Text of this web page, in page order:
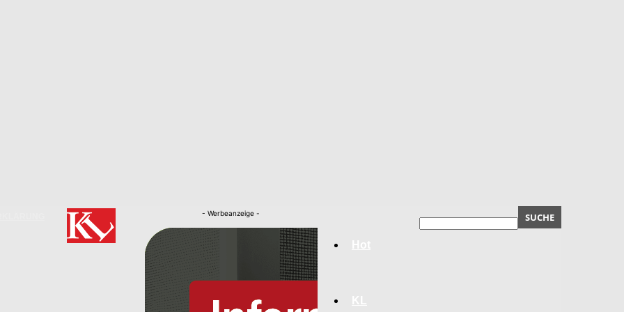
Kaiserslautern
- Werbeanzeige -